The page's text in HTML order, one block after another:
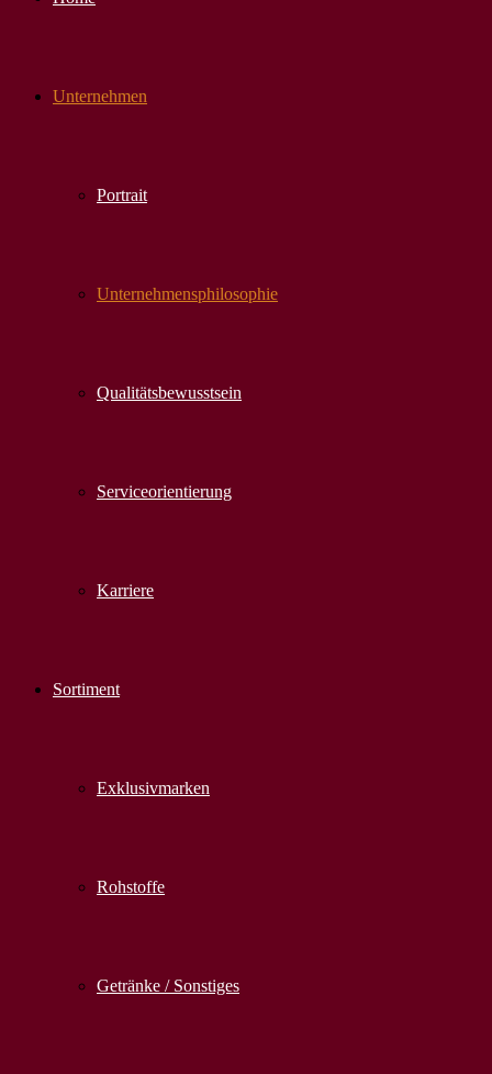
Unternehmen
Portrait
Unternehmens­philosophie
Qualitäts­bewusstsein
Serviceorientierung
Karriere
Sortiment
Exklusivmarken
Rohstoffe
Getränke / Sonstiges